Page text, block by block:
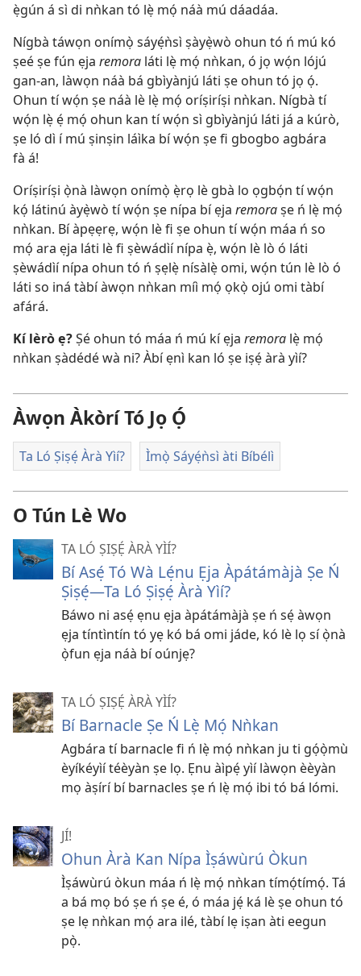
ẹ̀gún á sì di nǹkan tó lẹ̀ mọ́ náà mú dáadáa.
Nígbà táwọn onímọ̀ sáyẹ́ǹsì ṣàyẹ̀wò ohun tó ń mú kó
ṣeé ṣe fún ẹja remora láti lẹ̀ mọ́ nǹkan, ó jọ wọ́n lójú
gan-an, làwọn náà bá gbìyànjú láti ṣe ohun tó jọ ọ́.
Ohun tí wọ́n ṣe náà lè lẹ̀ mọ́ oríṣiríṣi nǹkan. Nígbà tí
wọ́n lẹ̀ ẹ́ mọ́ ohun kan tí wọ́n sì gbìyànjú láti já a kúrò,
ṣe ló dì í mú ṣinṣin láìka bí wọ́n ṣe fi gbogbo agbára
fà á!
Oríṣiríṣi ọ̀nà làwọn onímọ̀ ẹ̀rọ lè gbà lo ọgbọ́n tí wọ́n
kọ́ látinú àyẹ̀wò tí wọ́n ṣe nípa bí ẹja remoraṣe ń lẹ̀ mọ́
nǹkan. Bí àpẹẹrẹ, wọ́n lè fi ṣe ohun tí wọ́n máa ń so
mọ́ ara ẹja láti lè fi ṣèwádìí nípa ẹ̀, wọ́n lè lò ó láti
ṣèwádìí nípa ohun tó ń ṣẹlẹ̀ nísàlẹ̀ omi, wọ́n tún lè lò ó
láti so iná tàbí àwọn nǹkan míì mọ́ ọkọ̀ ojú omi tàbí
afárá.
Kí lèrò ẹ?Ṣé ohun tó máa ń mú kí ẹja remora lẹ̀ mọ́
nǹkan ṣàdédé wà ni? Àbí ẹnì kan ló ṣe iṣẹ́ àrà yìí?
Àwọn Àkòrí Tó Jọ Ọ́
Ta Ló Ṣiṣẹ́ Àrà Yìí? Ìmọ̀ Sáyẹ́ǹsì àti Bíbélì
O Tún Lè Wo
TA LÓ ṢIṢẸ́ ÀRÀ YÌÍ?
Bí Asẹ́ Tó Wà Lẹ́nu Ẹja Àpátámàjà Ṣe Ń
Ṣiṣẹ́​—Ta Ló Ṣiṣẹ́ Àrà Yìí?
Báwo ni asẹ́ ẹnu ẹja àpátámàjà ṣe ń sẹ́ àwọn
ẹja tíntìntín tó yẹ kó bá omi jáde, kó lè lọ sí ọ̀nà
ọ̀fun ẹja náà bí oúnjẹ?
TA LÓ ṢIṢẸ́ ÀRÀ YÌÍ?
Bí Barnacle Ṣe Ń Lẹ̀ Mọ́ Nǹkan
Agbára tí barnacle fi ń lẹ̀ mọ́ nǹkan ju ti gọ́ọ̀mù
èyíkéyìí téèyàn ṣe lọ. Ẹnu àìpẹ́ yìí làwọn èèyàn
mọ àṣírí bí barnacles ṣe ń lẹ̀ mọ́ ibi tó bá lómi.
JÍ!
Ohun Àrà Kan Nípa Ìṣáwùrú Òkun
Ìṣáwùrú òkun máa ń lẹ̀ mọ́ nǹkan tímọ́tímọ́. Tá
a bá mọ bó ṣe ń ṣe é, ó máa jẹ́ ká lè ṣe ohun tó
ṣe lẹ nǹkan mọ́ ara ilé, tàbí lẹ iṣan àti eegun
pọ̀.